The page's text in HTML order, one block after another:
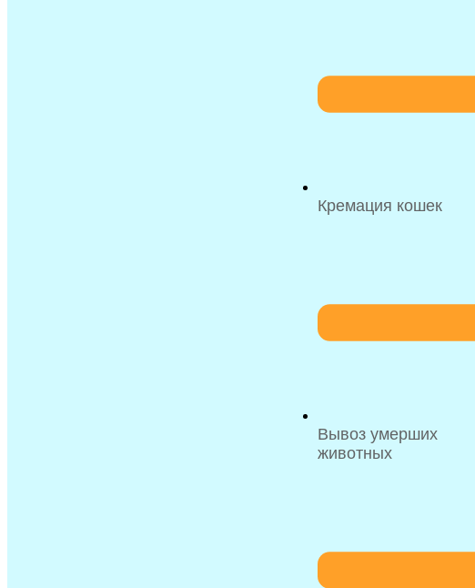
Кремация кошек
Вывоз умерших
животных